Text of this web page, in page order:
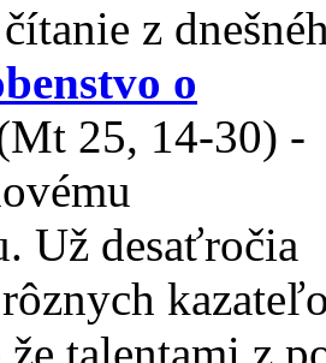
z
o
25, 14-30) -
Už desaťročia
talentami z